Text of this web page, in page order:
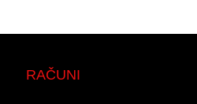
RAČUNI